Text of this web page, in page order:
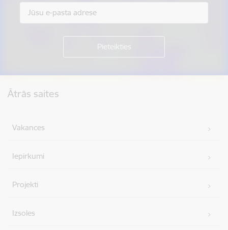
Ātrās saites
Vakances
Iepirkumi
Projekti
Izsoles